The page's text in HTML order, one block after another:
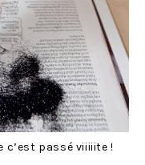
c’est passé viiiiite !